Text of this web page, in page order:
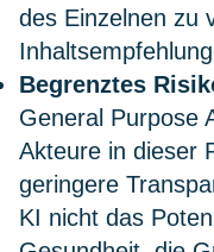
des Einzelnen zu
Begrenztes
General Purpose
Akteure in dieser
geringere
KI nicht das